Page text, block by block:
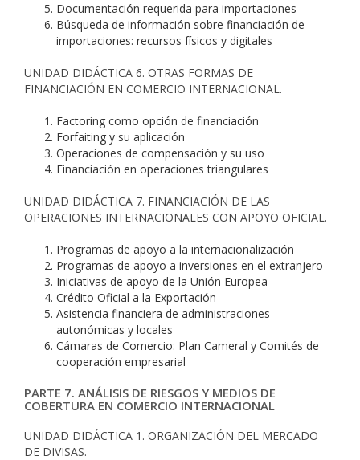
Documentación requerida para importaciones
Búsqueda de información sobre financiación de
importaciones: recursos físicos y digitales
UNIDAD DIDÁCTICA 6. OTRAS FORMAS DE
FINANCIACIÓN EN COMERCIO INTERNACIONAL.
Factoring como opción de financiación
Forfaiting y su aplicación
Operaciones de compensación y su uso
Financiación en operaciones triangulares
UNIDAD DIDÁCTICA 7. FINANCIACIÓN DE LAS
OPERACIONES INTERNACIONALES CON APOYO OFICIAL.
Programas de apoyo a la internacionalización
Programas de apoyo a inversiones en el extranjero
Iniciativas de apoyo de la Unión Europea
Crédito Oficial a la Exportación
Asistencia financiera de administraciones
autonómicas y locales
Cámaras de Comercio: Plan Cameral y Comités de
cooperación empresarial
PARTE 7. ANÁLISIS DE RIESGOS Y MEDIOS DE
COBERTURA EN COMERCIO INTERNACIONAL
UNIDAD DIDÁCTICA 1. ORGANIZACIÓN DEL MERCADO
DE DIVISAS.